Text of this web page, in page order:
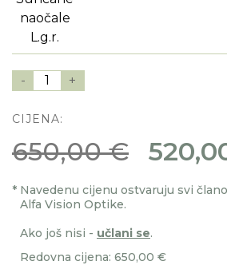
- 1 +
CIJENA:
650,00 €
* Navedenu cijenu ostvaruju svi
Alfa Vision Optike.
Ako još nisi - učlani se.
Redovna cijena: 650,00 €